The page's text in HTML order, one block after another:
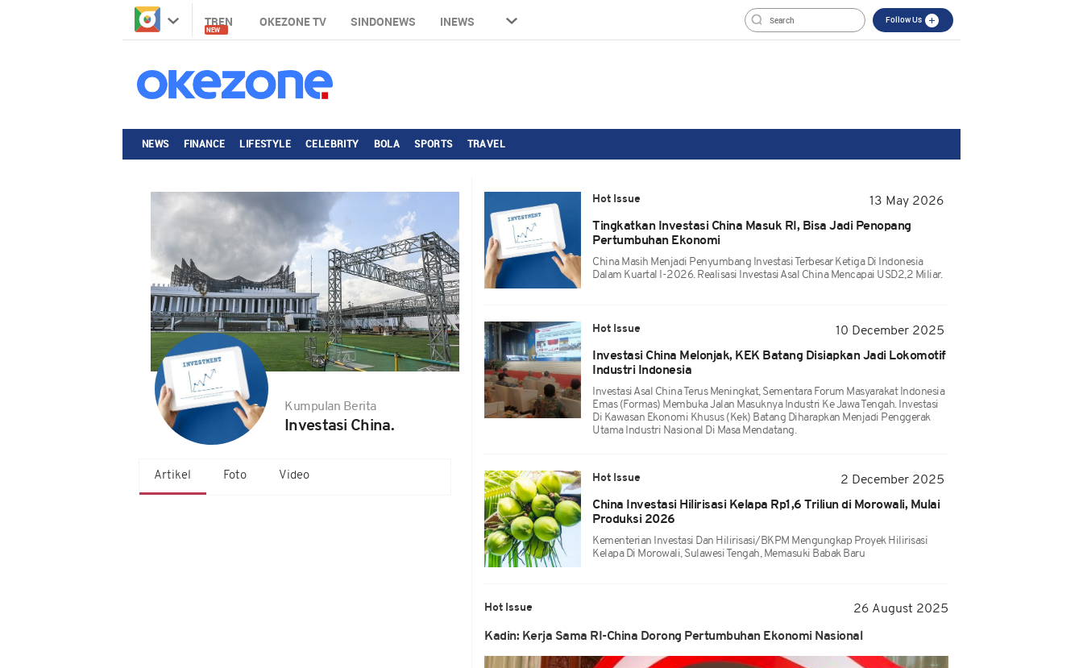
TREN
NEW
OKEZONE TV SINDONEWS INEWS Follow Us
NEWS FINANCE LIFESTYLE CELEBRITY BOLA SPORTS TRAVEL
Kumpulan Berita
Investasi China.
Artikel Foto Video
Hot Issue
13 May 2026
Tingkatkan Investasi China Masuk RI, Bisa Jadi Penopang
Pertumbuhan Ekonomi
China Masih Menjadi Penyumbang Investasi Terbesar Ketiga Di Indonesia
Dalam Kuartal I-2026. Realisasi Investasi Asal China Mencapai USD2,2 Miliar.
Hot Issue
10 December 2025
Investasi China Melonjak, KEK Batang Disiapkan Jadi Lokomotif
Industri Indonesia
Investasi Asal China Terus Meningkat, Sementara Forum Masyarakat Indonesia
Emas (Formas) Membuka Jalan Masuknya Industri Ke Jawa Tengah. Investasi
Di Kawasan Ekonomi Khusus (kek) Batang Diharapkan Menjadi Penggerak
Utama Industri Nasional Di Masa Mendatang.
Hot Issue
2 December 2025
China Investasi Hilirisasi Kelapa Rp1,6 Triliun di Morowali, Mulai
Produksi 2026
Kementerian Investasi Dan Hilirisasi/BKPM Mengungkap Proyek Hilirisasi
Kelapa Di Morowali, Sulawesi Tengah, Memasuki Babak Baru
Hot Issue 26 August 2025
Kadin: Kerja Sama RI-China Dorong Pertumbuhan Ekonomi Nasional